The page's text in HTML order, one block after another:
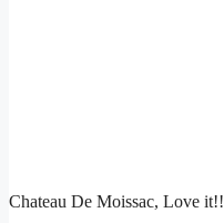
Chateau De Moissac, Love it!!